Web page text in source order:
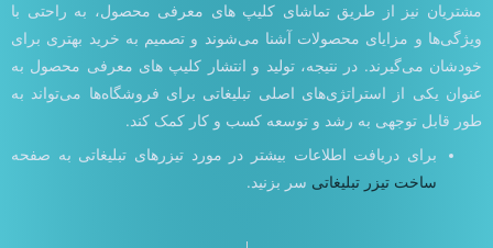
مشتریان نیز از طریق تماشای کلیپ های معرفی محصول، به راحتی با
ویژگی‌ها و مزایای محصولات آشنا می‌شوند و تصمیم به خرید بهتری برای
خودشان می‌گیرند. در نتیجه، تولید و انتشار کلیپ های معرفی محصول به
عنوان یکی از استراتژی‌های اصلی تبلیغاتی برای فروشگاه‌ها می‌تواند به
طور قابل توجهی به رشد و توسعه کسب و کار کمک کند.
برای دریافت اطلاعات بیشتر در مورد تیزرهای تبلیغاتی به صفحه
ساخت تیزر تبلیغاتی سر بزنید.